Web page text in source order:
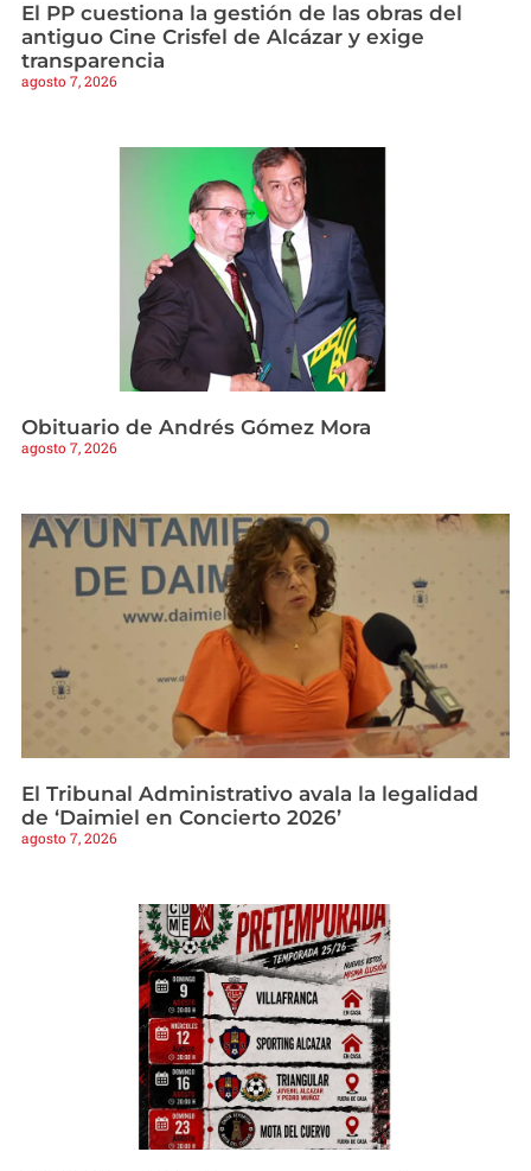
El PP cuestiona la gestión de las obras del
antiguo Cine Crisfel de Alcázar y exige
transparencia
agosto 7, 2026
Obituario de Andrés Gómez Mora
agosto 7, 2026
El Tribunal Administrativo avala la legalidad
de ‘Daimiel en Concierto 2026’
agosto 7, 2026